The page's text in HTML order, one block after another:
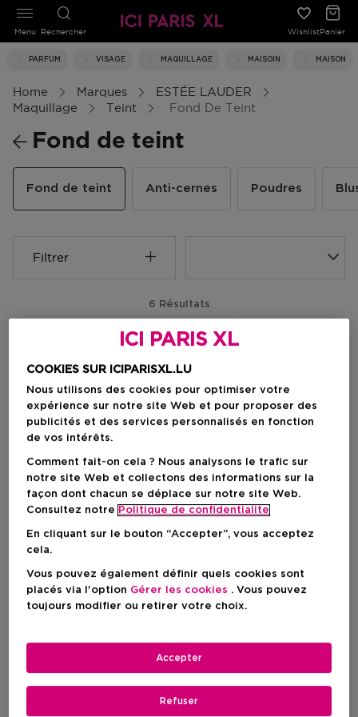
Rechercher WishlistPanier
PARFUM VISAGE MAQUILLAGE MAISOIN MAISON
Menu
Home Marques
ESTÉE LAUDER
Maquillage
Teint Fond De Teint
Fond de teint
Fond de teint Anti-cernes Poudres
Filtrer
6 Résultats
ESTÉE LAUDER
Double Wear
Fond De Teint/anti-Cernes -
Prix promotionnel
36,75 €
Prix du produit
-30%
ESTÉE LAUDER
Double Wear
Fond De Teint Longue
Prix promotionnel
37,45 €
ICI PARIS XL
COOKIES SUR ICIPARISXL.LU
Nous utilisons des cookies pour optimiser votre
expérience sur notre site Web et pour proposer des
publicités et des services personnalisés en fonction
de vos intérêts.
Comment fait-on cela ? Nous analysons le trafic sur
notre site Web et collectons des informations sur la
façon dont chacun se déplace sur notre site Web.
Consultez notre Politique de confidentialite
En cliquant sur le bouton “Accepter”, vous acceptez
cela.
Vous pouvez également définir quels cookies sont
placés via l'option Gérer les cookies . Vous pouvez
toujours modifier ou retirer votre choix.
Refuser
Accepter